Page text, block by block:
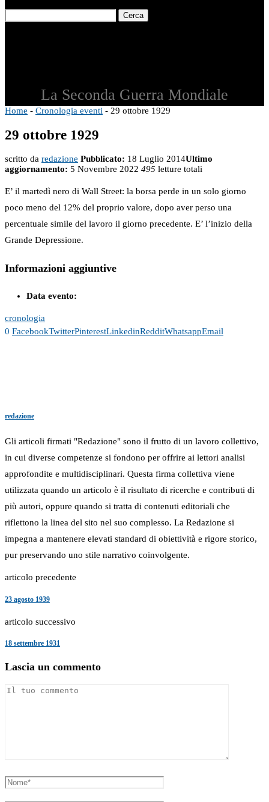
Cerca
La Seconda Guerra Mondiale
Home - Cronologia eventi - 29 ottobre 1929
29 ottobre 1929
scritto da redazione Pubblicato: 18 Luglio 2014Ultimo
aggiornamento: 5 Novembre 2022 495 letture totali
E’ il martedì nero di Wall Street: la borsa perde in un solo giorno
poco meno del 12% del proprio valore, dopo aver perso una
percentuale simile del lavoro il giorno precedente. E’ l’inizio della
Grande Depressione.
Informazioni aggiuntive
Data evento:
cronologia
0 FacebookTwitterPinterestLinkedinRedditWhatsappEmail
redazione
Gli articoli firmati "Redazione" sono il frutto di un lavoro collettivo,
in cui diverse competenze si fondono per offrire ai lettori analisi
approfondite e multidisciplinari. Questa firma collettiva viene
utilizzata quando un articolo è il risultato di ricerche e contributi di
più autori, oppure quando si tratta di contenuti editoriali che
riflettono la linea del sito nel suo complesso. La Redazione si
impegna a mantenere elevati standard di obiettività e rigore storico,
pur preservando uno stile narrativo coinvolgente.
articolo precedente
23 agosto 1939
articolo successivo
18 settembre 1931
Lascia un commento